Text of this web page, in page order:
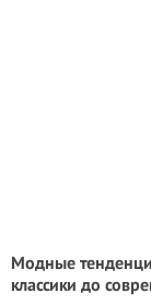
Модные
классики до